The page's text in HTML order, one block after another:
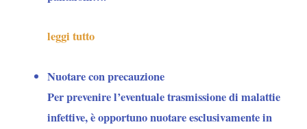
leggi tutto
Nuotare con precauzione
Perprevenire l’eventuale trasmissione di malattie
infettive, è opportuno nuotare esclusivamente in